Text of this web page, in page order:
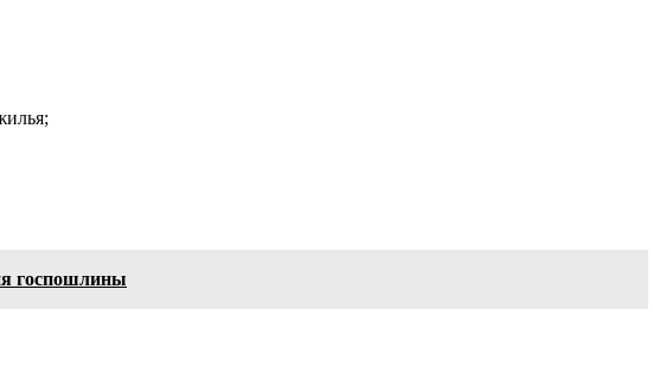
госпошлины